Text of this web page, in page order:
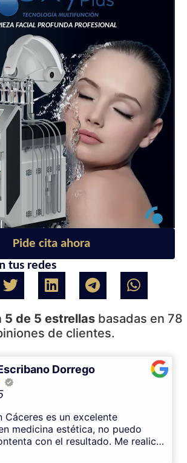
FACIAL PROFUNDA PROFESIONAL
Pide cita ahora
tus redes
5 de 5 estrellas basadas en 78
de clientes.
Dorrego
Cáceres es un excelente
medicina estética, no puedo
con el resultado. Me realicé
de armonización con ácido